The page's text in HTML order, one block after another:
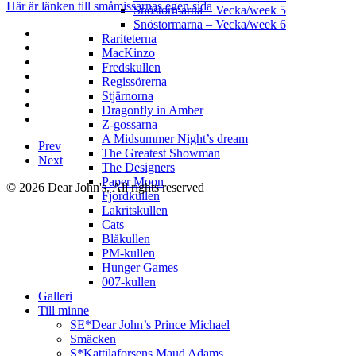
Snöstormarna – Vecka/week 5
Snöstormarna – Vecka/week 6
Rariteterna
MacKinzo
Fredskullen
Regissörerna
Stjärnorna
Dragonfly in Amber
Z-gossarna
A Midsummer Night’s dream
The Greatest Showman
The Designers
Paper Moon
Fjordkullen
Lakritskullen
Cats
Blåkullen
PM-kullen
Hunger Games
007-kullen
Galleri
Till minne
SE*Dear John’s Prince Michael
Smäcken
Här är länken till småmissarnas egen sida
Prev
Next
© 2026 Dear John's. All rights reserved